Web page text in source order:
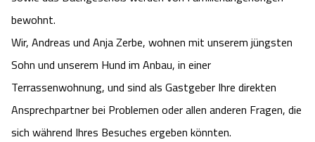
Kataloge
Videos
HeideSpezialitäten
Naturhotels
Snow World Bispingen
Ralf Schumacher Kart & Bowl
Das verrückte Haus
Veranstaltungen & Führungen Celle
bewohnt.
Wir, Andreas und Anja Zerbe, wohnen mit unserem jüngsten
Sohn und unserem Hund im Anbau, in einer
Terrassenwohnung, und sind als Gastgeber Ihre direkten
Ansprechpartner bei Problemen oder allen anderen Fragen, die
sich während Ihres Besuches ergeben könnten.